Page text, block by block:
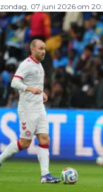
zondag, 07 juni 2026 om